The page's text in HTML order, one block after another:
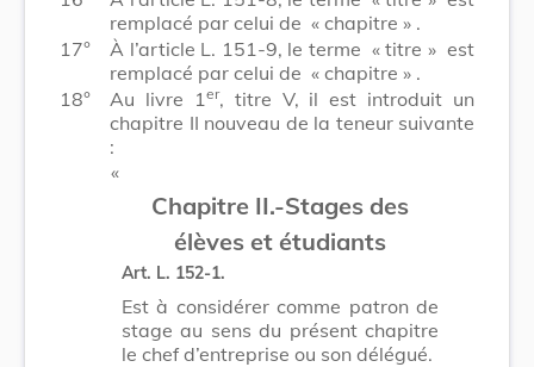
remplacé par celui de « chapitre » .
17°
À l’article L. 151-9, le terme « titre » est
remplacé par celui de « chapitre » .
18°
Au livre 1 er, titre V, il est introduit un
chapitre II nouveau de la teneur suivante
:
​ «
Chapitre II.-Stages des
élèves et étudiants
Art. L. 152-1.
Est à considérer comme patron de
stage au sens du présent chapitre
le chef d’entreprise ou son délégué.